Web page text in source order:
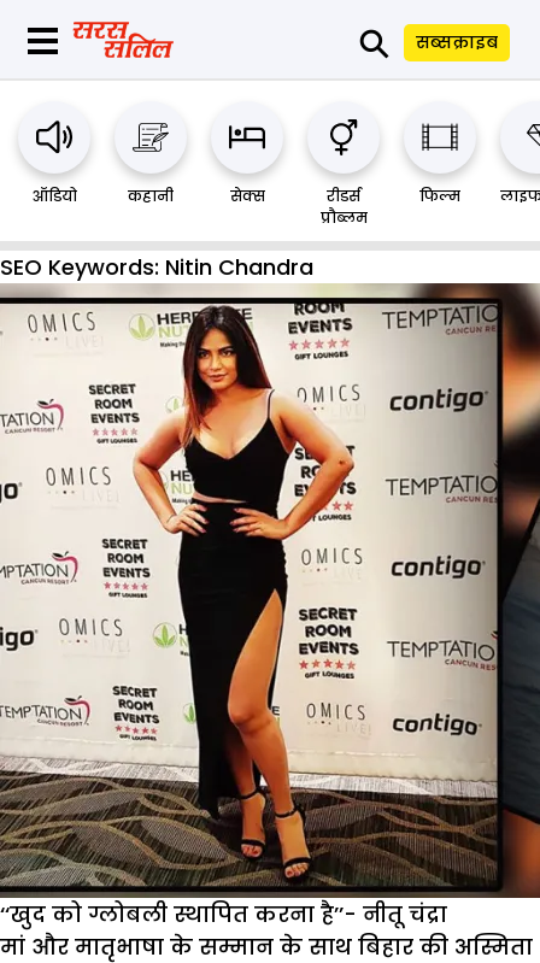
⚲ सब्सक्राइब
ऑडियो कहानी सेक्स
रीडर्स
प्रौब्लम
फिल्म
SEO Keywords: Nitin Chandra
‘‘खुद को ग्लोबली स्थापित करना है’’- नीतू चंद्रा
मां और मातृभाषा के सम्मान के साथ बिहार की अस्मिता